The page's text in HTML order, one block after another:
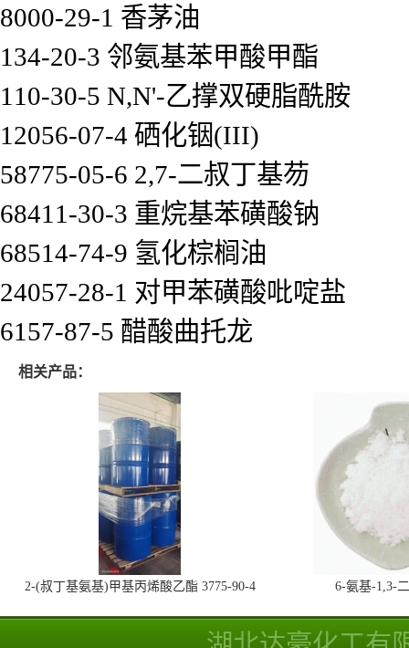
8000-29-1 香茅油
134-20-3 邻氨基苯甲酸甲酯
110-30-5 N,N'-乙撑双硬脂酰胺
12056-07-4 硒化铟(III)
58775-05-6 2,7-二叔丁基芴
68411-30-3 重烷基苯磺酸钠
68514-74-9 氢化棕榈油
24057-28-1 对甲苯磺酸吡啶盐
6157-87-5 醋酸曲托龙
相关产品：
2-(叔丁基氨基)甲基丙烯酸乙酯 3775-90-4 6-氨基-1,3-